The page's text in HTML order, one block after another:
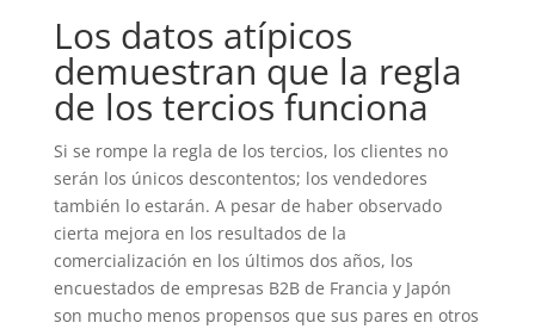
Los datos atípicos
demuestran que la regla
de los tercios funciona
Si se rompe la regla de los tercios, los clientes no
serán los únicos descontentos; los vendedores
también lo estarán. A pesar de haber observado
cierta mejora en los resultados de la
comercialización en los últimos dos años, los
encuestados de empresas B2B de Francia y Japón
son mucho menos propensos que sus pares en otros